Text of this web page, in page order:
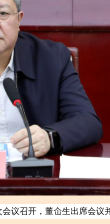
议召开，董仚生出席会议